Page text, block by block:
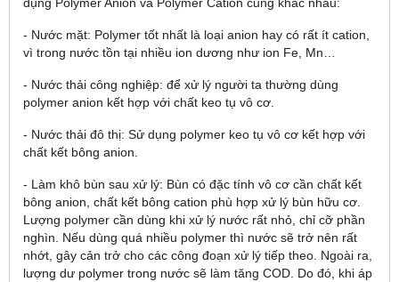
dụng Polymer Anion và Polymer Cation cũng khác nhau:
- Nước mặt: Polymer tốt nhất là loại anion hay có rất ít cation,
vì trong nước tồn tại nhiều ion dương như ion Fe, Mn…
- Nước thải công nghiệp: để xử lý người ta thường dùng
polymer anion kết hợp với chất keo tụ vô cơ.
- Nước thải đô thị: Sử dụng polymer keo tụ vô cơ kết hợp với
chất kết bông anion.
- Làm khô bùn sau xử lý: Bùn có đặc tính vô cơ cần chất kết
bông anion, chất kết bông cation phù hợp xử lý bùn hữu cơ.
Lượng polymer cần dùng khi xử lý nước rất nhỏ, chỉ cỡ phần
nghìn. Nếu dùng quá nhiều polymer thì nước sẽ trở nên rất
nhớt, gây cản trở cho các công đoạn xử lý tiếp theo. Ngoài ra,
lượng dư polymer trong nước sẽ làm tăng COD. Do đó, khi áp